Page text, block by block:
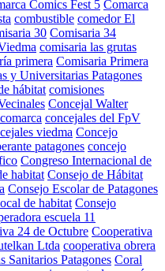
Comics Fest 5 Comarca
combustible comedor El
30 Comisaria 34
comisaria las grutas
primera Comisaria Primera
y Universitarias Patagones
hábitat comisiones
Concejal Walter
concejales del FpV
viedma Concejo
patagones concejo
Congreso Internacional de
habitat Consejo de Hábitat
Consejo Escolar de Patagones
de habitat Consejo
escuela 11
24 de Octubre Cooperativa
Ltda cooperativa obrera
Sanitarios Patagones Coral